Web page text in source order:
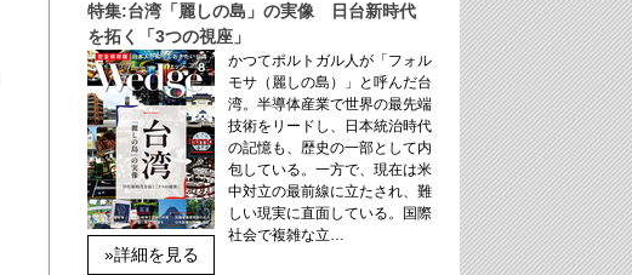
特集:台湾「麗しの島」の実像 日台新時代
を拓く「3つの視座」
»詳細を見る
かつてポルトガル人が「フォル
モサ（麗しの島）」と呼んだ台
湾。半導体産業で世界の最先端
技術をリードし、日本統治時代
の記憶も、歴史の一部として内
包している。一方で、現在は米
中対立の最前線に立たされ、難
しい現実に直面している。国際
社会で複雑な立…